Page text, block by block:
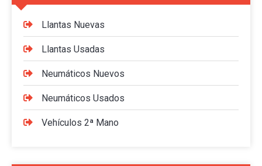
Llantas Nuevas
Llantas Usadas
Neumáticos Nuevos
Neumáticos Usados
Vehículos 2ª Mano